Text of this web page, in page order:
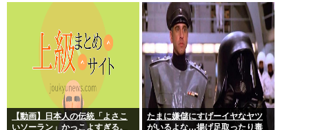
【動画】日本人の伝統「よさこ
いソーラン」かっこよすぎる。
たまに嫌儲にすげーイヤなヤツ
がいるよな…揚げ足取ったり毒